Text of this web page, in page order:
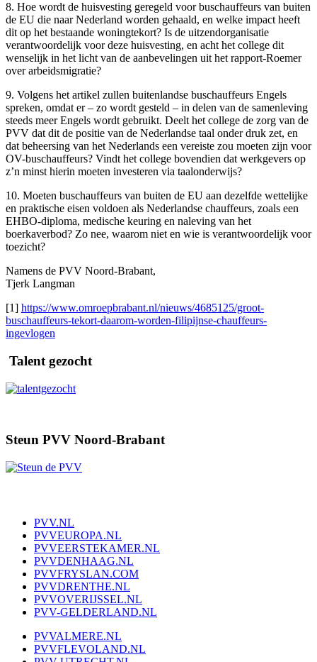
8. Hoe wordt de huisvesting geregeld voor buschauffeurs van buiten
de EU die naar Nederland worden gehaald, en welke impact heeft
dit op het bestaande woningtekort? Is de uitzendorganisatie
verantwoordelijk voor deze huisvesting, en acht het college dit
wenselijk in het licht van de aanbevelingen uit het rapport-Roemer
over arbeidsmigratie?
9. Volgens het artikel zullen buitenlandse buschauffeurs Engels
spreken, omdat er – zo wordt gesteld – in delen van de samenleving
steeds meer Engels wordt gebruikt. Deelt het college de zorg van de
PVV dat dit de positie van de Nederlandse taal onder druk zet, en
dat beheersing van het Nederlands een vereiste zou moeten zijn voor
OV-buschauffeurs? Vindt het college bovendien dat werkgevers op
z’n minst hierin moeten investeren via taalonderwijs?
10. Moeten buschauffeurs van buiten de EU aan dezelfde wettelijke
en praktische eisen voldoen als Nederlandse chauffeurs, zoals een
EHBO-diploma, medische keuring en naleving van het
boerkaverbod? Zo nee, waarom niet en wie is verantwoordelijk voor
toezicht?
Namens de PVV Noord-Brabant,
Tjerk Langman
[1] https://www.omroepbrabant.nl/nieuws/4685125/groot-
buschauffeurs-tekort-daarom-worden-filipijnse-chauffeurs-
ingevlogen
Talent gezocht
Steun PVV Noord-Brabant
PVV.NL
PVVEUROPA.NL
PVVEERSTEKAMER.NL
PVVDENHAAG.NL
PVVFRYSLAN.COM
PVVDRENTHE.NL
PVVOVERIJSSEL.NL
PVV-GELDERLAND.NL
PVVALMERE.NL
PVVFLEVOLAND.NL